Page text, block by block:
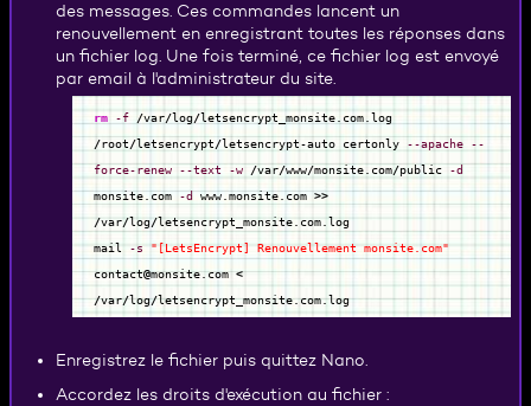
des messages. Ces commandes lancent un
renouvellement en enregistrant toutes les réponses dans
un fichier log. Une fois terminé, ce fichier log est envoyé
par email à l'administrateur du site.
rm -f /var/log/letsencrypt_monsite.com.log
/root/letsencrypt/letsencrypt-auto certonly --apache --
force-renew --text -w /var/www/monsite.com/public-d
monsite.com-dwww.monsite.com>>
/var/log/letsencrypt_monsite.com.log
mail -s
"[LetsEncrypt] Renouvellement monsite.com"
contact@monsite.com<
/var/log/letsencrypt_monsite.com.log
Enregistrez le fichier puis quittez Nano.
Accordez les droits d'exécution au fichier :